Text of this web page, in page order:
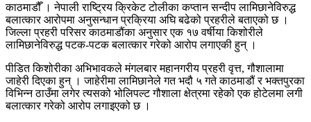
काठमाडौँ । नेपाली राष्ट्रिय क्रिकेट टोलीका कप्तान सन्दीप लामिछानेविरुद्ध
बलात्कार आरोपमा अनुसन्धान प्रक्रिया अघि बढेको प्रहरीले बताएको छ ।
जिल्ला प्रहरी परिसर काठमाडौंका अनुसार एक १७ वर्षीया किशोरीले
लामिछानेविरुद्ध पटक-पटक बलात्कार गरेको आरोप लगाएकी हुन् ।
पीडित किशोरीका अभिभावकले मंगलबार महानगरीय प्रहरी वृत्त, गौशालामा
जाहेरी दिएका हुन् । जाहेरीमा लामिछानेले गत भदौ ५ गते काठमाडौं र भक्तपुरका
विभिन्न ठाउँमा लगेर त्यसको भोलिपल्ट गौशाला क्षेत्रमा रहेको एक होटेलमा लगी
बलात्कार गरेको आरोप लगाइएको छ ।